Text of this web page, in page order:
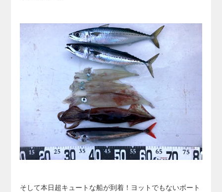
そして本日超キュートな船が到着！ヨットでもないボート